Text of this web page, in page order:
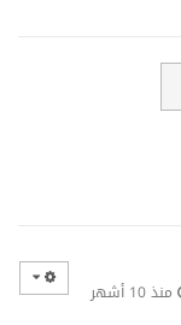
منذ 10 أشهر